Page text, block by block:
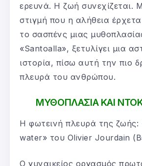
ερευνά. Η ζωή συνεχίζεται.
στιγμή που η αλήθεια
το σασπένς μιας
«Santoalla», ξετυλίγει μια
ιστορία, πίσω αυτή την πιο
πλευρά του ανθρώπου.
ΜΥΘΟΠΛΑΣΙΑ ΚΑΙ
Η φωτεινή πλευρά της ζωής:
water» του Olivier Jourdain
Ο γυναικείος οργασμός